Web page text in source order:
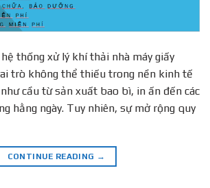
thống xử lý khí thải nhà máy giấy
trò không thể thiếu trong nền kinh tế
cầu từ sản xuất bao bì, in ấn đến các
hằng ngày. Tuy nhiên, sự mở rộng quy
CONTINUE READING →